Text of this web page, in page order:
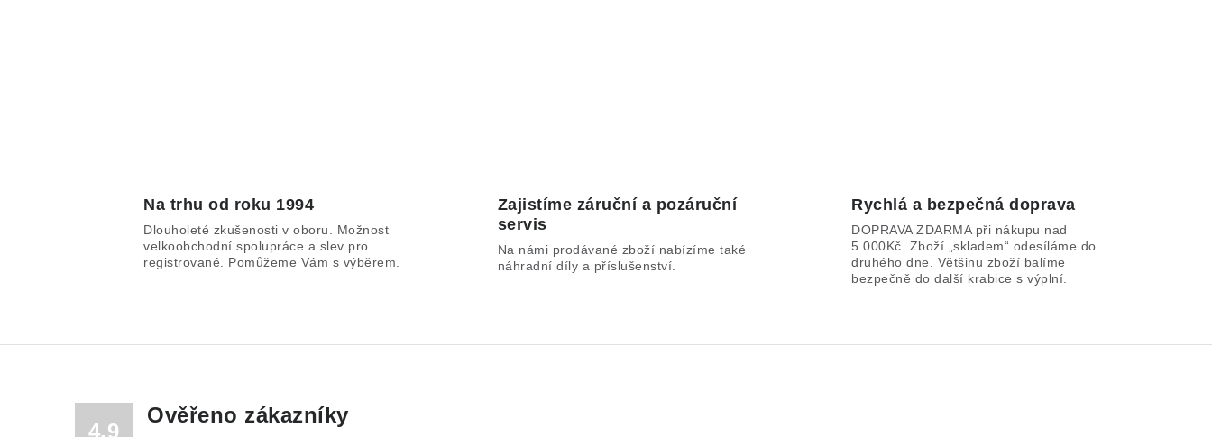
Na trhu od roku 1994
Dlouholeté zkušenosti v oboru. Možnost
velkoobchodní spolupráce a slev pro
registrované. Pomůžeme Vám s výběrem.
Zajistíme záruční a pozáruční
servis
Na námi prodávané zboží nabízíme také
náhradní díly a příslušenství.
Rychlá a bezpečná doprava
DOPRAVA ZDARMA při nákupu nad
5.000Kč. Zboží „skladem“ odesíláme do
druhého dne. Většinu zboží balíme
bezpečně do další krabice s výplní.
4.9
Ověřeno zákazníky